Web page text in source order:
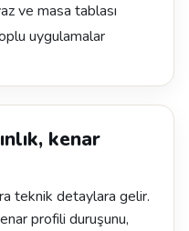
ve masa tablası
uygulamalar
kenar
teknik detaylara gelir.
profili duruşunu,